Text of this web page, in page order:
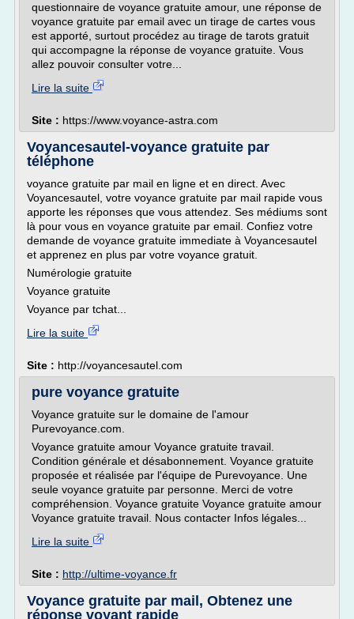
questionnaire de voyance gratuite amour, une réponse de
voyance gratuite par email avec un tirage de cartes vous
est apporté, surtout procédez au tirage de tarots gratuit
qui accompagne la réponse de voyance gratuite. Vous
allez pouvoir consulter votre...
Lire la suite
Site : https://www.voyance-astra.com
Voyancesautel-voyance gratuite par
téléphone
voyance gratuite par mail en ligne et en direct. Avec
Voyancesautel, votre voyance gratuite par mail rapide vous
apporte les réponses que vous attendez. Ses médiums sont
là pour vous en voyance gratuite par email. Confiez votre
demande de voyance gratuite immediate à Voyancesautel
et apprenez en plus par votre voyance gratuit.
Numérologie gratuite
Voyance gratuite
Voyance par tchat...
Lire la suite
Site : http://voyancesautel.com
pure voyance gratuite
Voyance gratuite sur le domaine de l'amour
Purevoyance.com.
Voyance gratuite amour Voyance gratuite travail.
Condition générale et désabonnement. Voyance gratuite
proposée et réalisée par l'équipe de Purevoyance. Une
seule voyance gratuite par personne. Merci de votre
compréhension. Voyance gratuite Voyance gratuite amour
Voyance gratuite travail. Nous contacter Infos légales...
Lire la suite
Site : http://ultime-voyance.fr
Voyance gratuite par mail, Obtenez une
réponse voyant rapide